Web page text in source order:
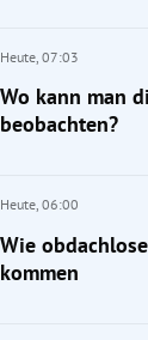
Heute, 07:03
Wo kann man
beobachten?
Heute, 06:00
Wie
kommen